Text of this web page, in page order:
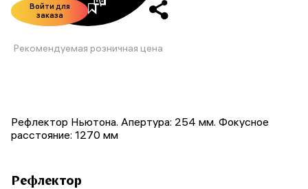
Войти для
заказа
Рекомендуемая розничная цена
Рефлектор Ньютона. Апертура: 254 мм. Фокусное
расстояние: 1270 мм
Рефлектор